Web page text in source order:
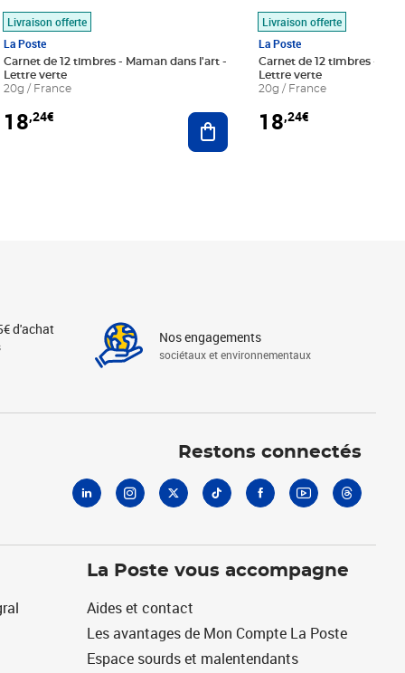
au panier
Livraison offerte
La Poste
Carnet de 12 timbres - Maman dans l'art -
Lettre verte
20g / France
18,24€ Ajouter au panier
Livraison offerte
La Poste
Carnet de 12 timbres - Le
Lettre verte
20g / France
18,24€
d'achat Nos engagements
sociétaux et environnementaux
Restons connectés
La Poste vous accompagne
Aides et contact
Les avantages de Mon Compte La Poste
Espace sourds et malentendants